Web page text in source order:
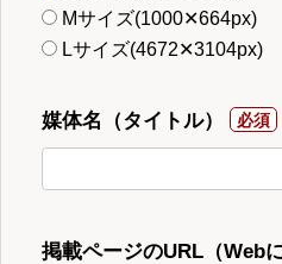
Mサイズ(1000✕664px)
Lサイズ(4672✕3104px)
媒体名（タイトル）
掲載ページのURL（Web